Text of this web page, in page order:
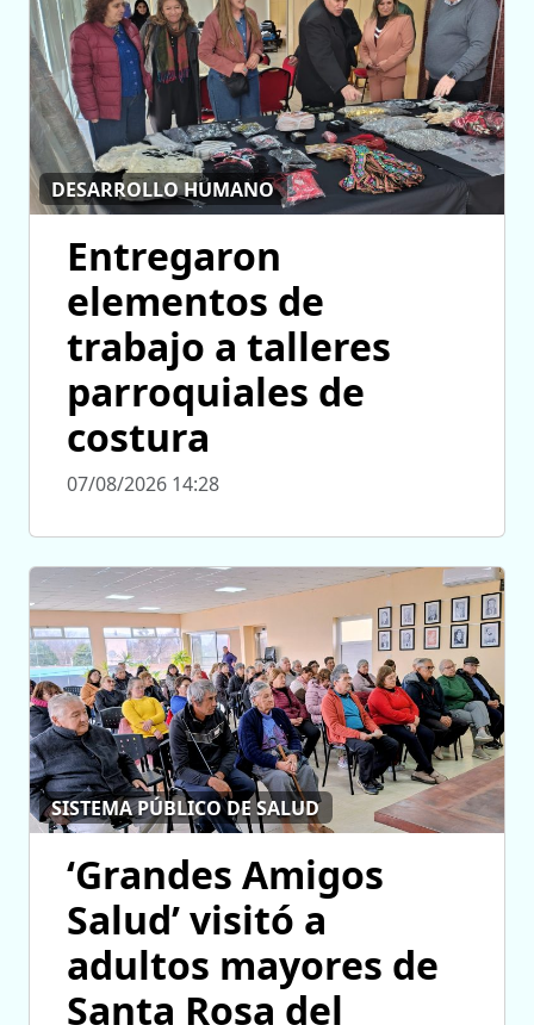
DESARROLLO HUMANO
Entregaron
elementos de
trabajo a talleres
parroquiales de
costura
07/08/2026 14:28
SISTEMA PÚBLICO DE SALUD
‘Grandes Amigos
Salud’ visitó a
adultos mayores de
Santa Rosa del